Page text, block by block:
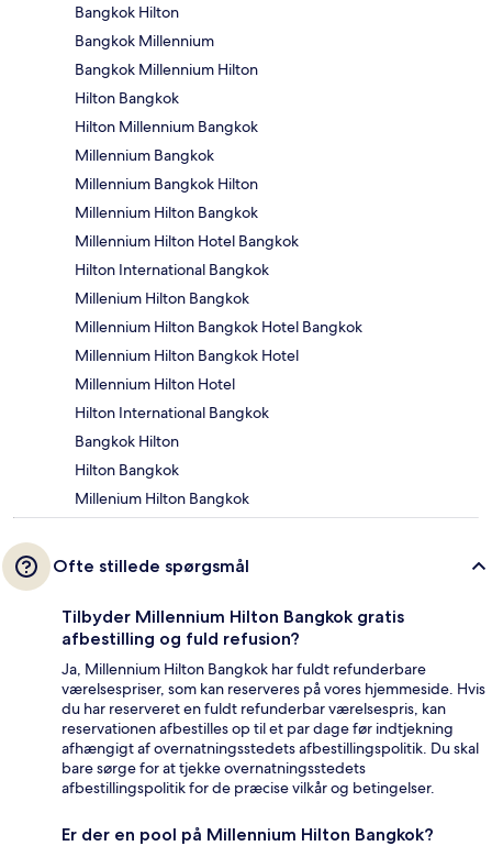
Bangkok Hilton
Bangkok Millennium
Bangkok Millennium Hilton
Hilton Bangkok
Hilton Millennium Bangkok
Millennium Bangkok
Millennium Bangkok Hilton
Millennium Hilton Bangkok
Millennium Hilton Hotel Bangkok
Hilton International Bangkok
Millenium Hilton Bangkok
Millennium Hilton Bangkok Hotel Bangkok
Millennium Hilton Bangkok Hotel
Millennium Hilton Hotel
Hilton International Bangkok
Bangkok Hilton
Hilton Bangkok
Millenium Hilton Bangkok
Ofte stillede spørgsmål
Tilbyder Millennium Hilton Bangkok gratis
afbestilling og fuld refusion?
Ja, Millennium Hilton Bangkok har fuldt refunderbare
værelsespriser, som kan reserveres på vores hjemmeside. Hvis
du har reserveret en fuldt refunderbar værelsespris, kan
reservationen afbestilles op til et par dage før indtjekning
afhængigt af overnatningsstedets afbestillingspolitik. Du skal
bare sørge for at tjekke overnatningsstedets
afbestillingspolitik for de præcise vilkår og betingelser.
Er der en pool på Millennium Hilton Bangkok?